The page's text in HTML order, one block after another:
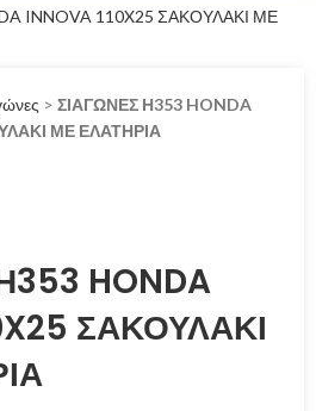
> ΣΙΑΓΩΝΕΣ Η353 HONDA
ΜΕ ΕΛΑΤΗΡΙΑ
HONDA
ΣΑΚΟΥΛΑΚΙ